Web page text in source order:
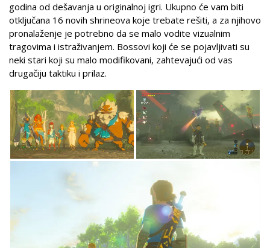
godina od dešavanja u originalnoj igri. Ukupno će vam biti
otključana 16 novih shrineova koje trebate rešiti, a za njihovo
pronalaženje je potrebno da se malo vodite vizualnim
tragovima i istraživanjem. Bossovi koji će se pojavljivati su
neki stari koji su malo modifikovani, zahtevajući od vas
drugačiju taktiku i prilaz.